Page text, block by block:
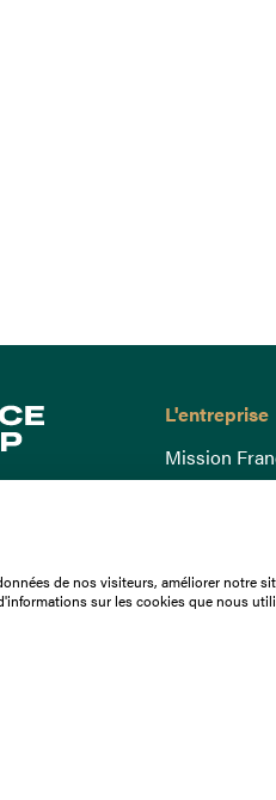
L'entreprise
Mission
Gouvernance
Comprendre
Docuthèque
de nos visiteurs, améliorer notre
sur les cookies que nous